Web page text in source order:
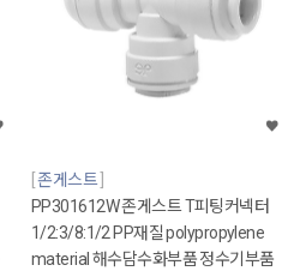
존게스트
PP301612W 존게스트 T피팅커넥터
1/2:3/8:1/2 PP재질 polypropylene
material 해수담수화부품 정수기부품